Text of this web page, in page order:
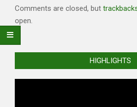
Comments are closed, but
open.
HIGHLIGHTS